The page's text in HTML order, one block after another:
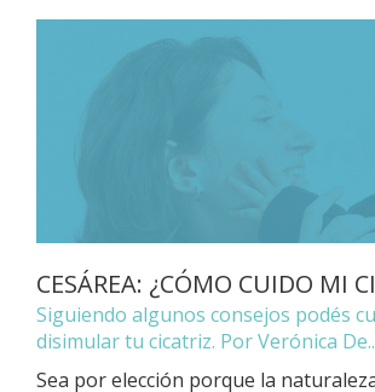
CESÁREA: ¿CÓMO CUIDO MI
Siguiendo algunos consejos podés
disimular tu cicatriz. Por Verónica
Sea por elección porque la